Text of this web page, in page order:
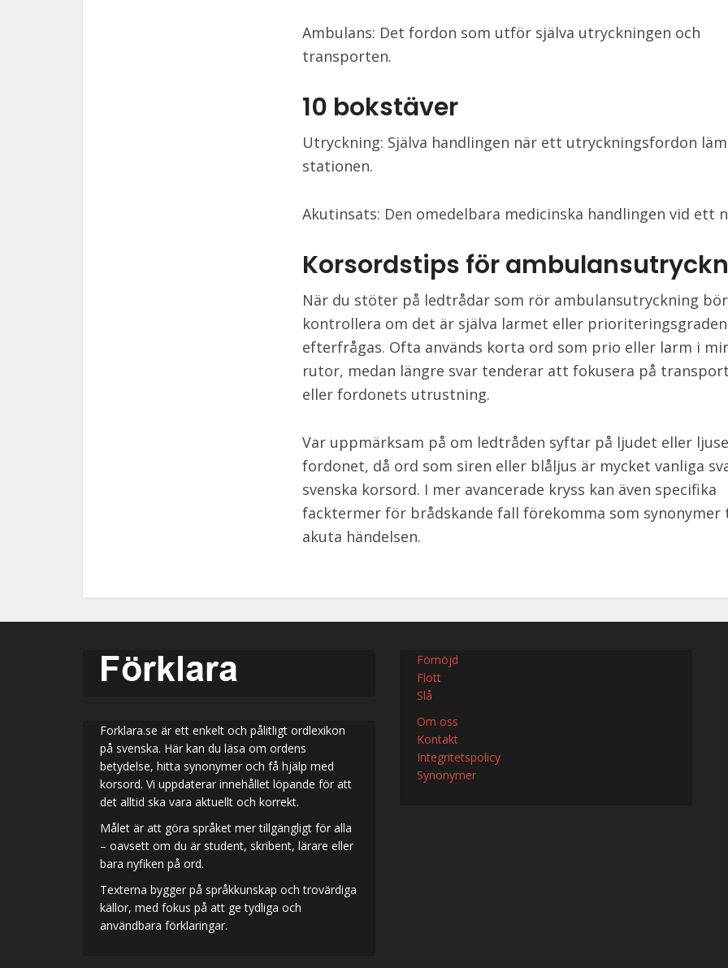
Ambulans: Det fordon som utför själva utryckningen och
transporten.
10 bokstäver
Utryckning: Själva handlingen när ett utryckningsfordon
stationen.
Akutinsats: Den omedelbara medicinska handlingen vid ett
Korsordstips för
När du stöter på ledtrådar som rör ambulansutryckning
kontrollera om det är själva larmet eller
efterfrågas. Ofta används korta ord som prio eller larm i
rutor, medan längre svar tenderar att fokusera på
eller fordonets utrustning.
Var uppmärksam på om ledtråden syftar på ljudet eller
fordonet, då ord som siren eller blåljus är mycket vanliga
svenska korsord. I mer avancerade kryss kan även specifika
facktermer för brådskande fall förekomma som synonymer
akuta händelsen.
Forklara.se är ett enkelt och pålitligt ordlexikon
på svenska. Här kan du läsa om ordens
betydelse, hitta synonymer och få hjälp med
korsord. Vi uppdaterar innehållet löpande för att
det alltid ska vara aktuellt och korrekt.
Målet är att göra språket mer tillgängligt för alla
– oavsett om du är student, skribent, lärare eller
bara nyfiken på ord.
Texterna bygger på språkkunskap och trovärdiga
källor, med fokus på att ge tydliga och
användbara förklaringar.
Förnöjd
Flott
Slå
Om oss
Kontakt
Integritetspolicy
Synonymer